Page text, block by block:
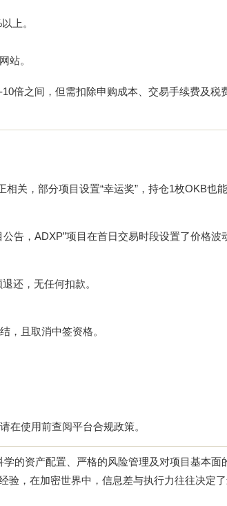
上。
站。
倍之间，但需扣除申购成本、交易手续费及税
关，部分项目设置“幸运奖”，持仓1枚OKB也能
告，ADXP”项目在首日交易时段设置了价格波
还，无任何扣款。
，且取消中签资格。
在使用前查阅平台合规政策。
的资产配置、严格的风险管理及对项目基本面
，在加密世界中，信息差与执行力往往决定了